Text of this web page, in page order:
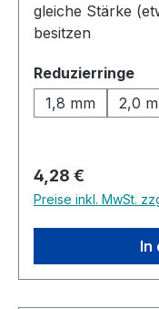
gleiche Stärke
besitzen
Reduzierringe
1,8 mm
2,0
Regulärer Preis:
4,28 €
Preise inkl. MwSt.
In